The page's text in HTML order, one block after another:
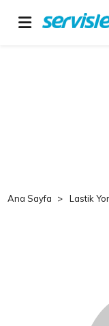
Ana Sayfa Lastik